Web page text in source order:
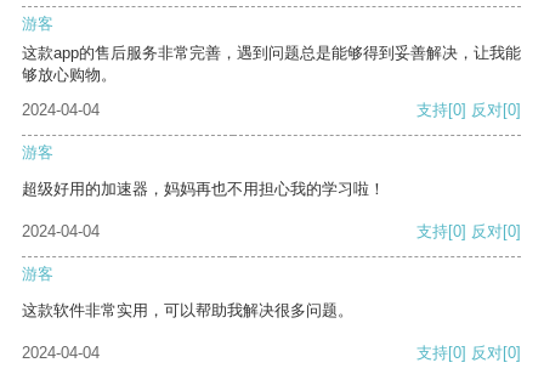
游客
这款app的售后服务非常完善，遇到问题总是能够得到妥善解决，让我能
够放心购物。
2024-04-04
支持[0] 反对[0]
游客
超级好用的加速器，妈妈再也不用担心我的学习啦！
2024-04-04 支持[0] 反对[0]
游客
这款软件非常实用，可以帮助我解决很多问题。
2024-04-04 支持[0] 反对[0]